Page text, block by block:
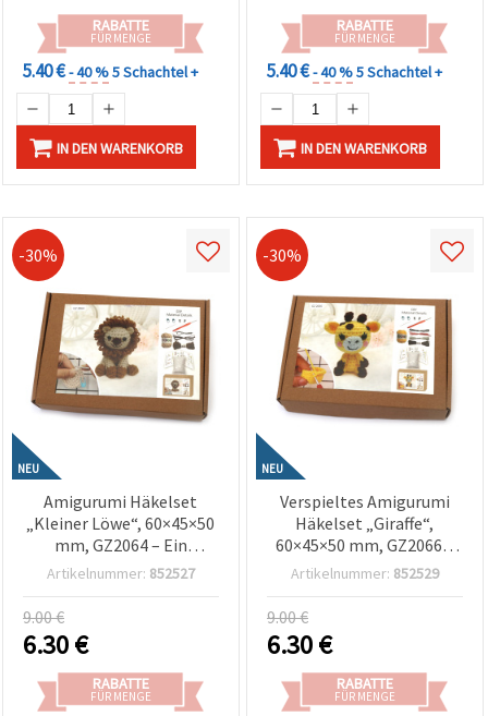
Kinderzimmer-Deko DIY
RABATTE
FÜR MENGE
5.40 €- 40 %5 Schachtel +
IN DEN WARENKORB
RABATTE
FÜR MENGE
5.40 €- 40 %5 Schachtel +
IN DEN WARENKORB
-30%
NEU
Amigurumi Häkelset
„Kleiner Löwe“, 60×45×50
mm, GZ2064 – Ein
fröhliches und
Häkelprojekt, perfekt als
Handmade-Geschenk und
für Tierliebhaber
Artikelnummer: 852527
9.00 €
6.30€
RABATTE
FÜR MENGE
-30%
NEU
Verspieltes Amigurumi
Häkelset „Giraffe“,
60×45×50 mm, GZ2066 –
Kreatives Häkelprojekt
als DIY Geschenk und für
Tierliebhaber
Artikelnummer: 852529
9.00 €
6.30€
RABATTE
FÜR MENGE